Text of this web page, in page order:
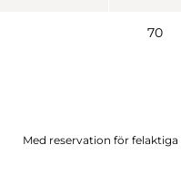
70
Med reservation för